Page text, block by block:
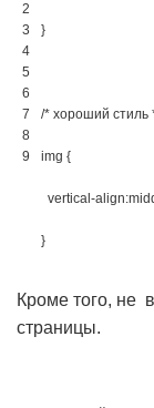
2
3
4
5
6
7
8
9
}
/* хороший стиль
img {
vertical-align:
}
Кроме того, не
страницы.